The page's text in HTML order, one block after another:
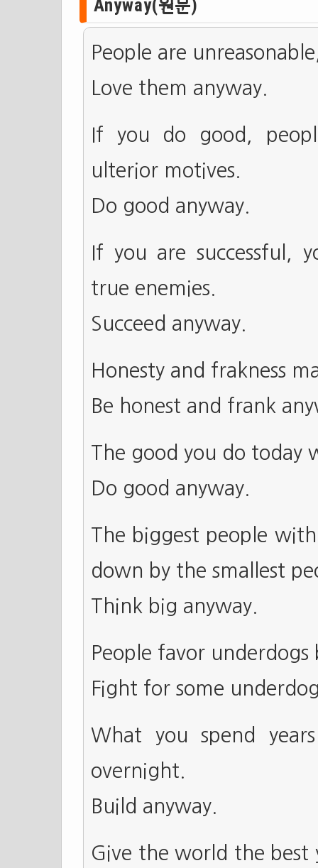
Anyway(원문)
People are
Love them anyway.
If you do good,
ulterior motives.
Do good anyway.
If you are successful,
true enemies.
Succeed anyway.
Honesty and frakness
Be honest and frank
The good you do
Do good anyway.
The biggest people
down by the smallest
Think big anyway.
People favor
Fight for some
What you spend
overnight.
Build anyway.
Give the world the best